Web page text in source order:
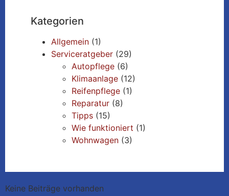
Kategorien
Allgemein (1)
Serviceratgeber (29)
Autopflege (6)
Klimaanlage (12)
Reifenpflege (1)
Reparatur (8)
Tipps (15)
Wie funktioniert (1)
Wohnwagen (3)
Keine Beiträge vorhanden